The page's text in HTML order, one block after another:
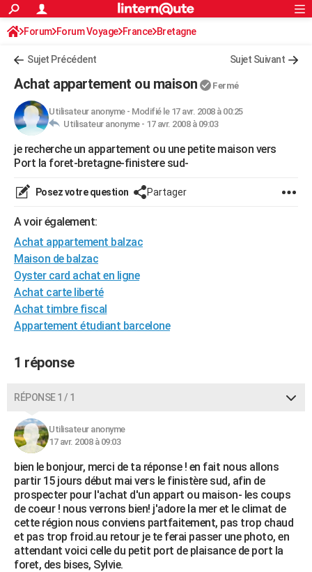
ACTUALITÉS
Politique
Société
Faits Divers
Education
Monde
Villes
+
FINANCE
Retraite
Impôts
Epargne
Immobilier
Risques naturels par ville
Banque
Assurance
Crédit
AUTO
Essais
Réserver un essai
Citadines
Berlines
SUV
Forum auto
+HIGH-TECH
Mobiles
Meilleur smartphone
Internet
Ordinateurs
Jeux vidéo
Guide high-tech
BRICOLAGE
WEEK-END
Guides de France
Escapades
Patrimoine
Expositions
Musées
Week-end nature
+LIFESTYLE
Art de vivre
Bien-être
Loisirs
ModeModes de vie
SANTE
Alimentation
Guide de la santé
Maladies
Médicaments
Sommeil
Destinations
City break
Voyage nature
Voyage de noces
Forum
Climat
+PHOTO
GUIDES D'ACHAT
Carte de Noël
Carte Bonne année
Carte Saint-Valentin
Carte Pâques
Carte d'anniversaire
DICTIONNAIRE
Dictionnaire
Biographies
Citations
Expressions
Proverbes
PROGRAMME TV
COPAINS D'AVANT
S'inscrire
Se connecter
Lycées
Collèges
Primaires
Universités
Entreprises
Service militaire
Avis de recherche
AVIS DE DÉCÈS
FORUM
S'inscrire
Connexion
Forum Forum Voyage France Bretagne
Sujet Précédent Sujet Suivant
Achat appartement ou maison Fermé
Utilisateur anonyme- Modifié le 17 avr. 2008 à 00:25
Utilisateur anonyme - 17 avr. 2008 à 09:03
je recherche un appartement ou une petite maison vers
Port la foret-bretagne-finistere sud-
Posez votre question Partager
A voir également:
Achat appartement balzac
Maison de balzac
Oyster card achat en ligne
Achat carte liberté
Achat timbre fiscal
Appartement étudiant barcelone
1 réponse
RÉPONSE 1 / 1
Utilisateur anonyme
17 avr. 2008 à 09:03
bien le bonjour, merci de ta réponse ! en fait nous allons
partir 15 jours début mai vers le finistère sud, afin de
prospecter pour l'achat d'un appart ou maison- les coups
de coeur ! nous verrons bien! j'adore la mer et le climat de
cette région nous conviens partfaitement, pas trop chaud
et pas trop froid.au retour je te ferai passer une photo, en
attendant voici celle du petit port de plaisance de port la
foret, des bises, Sylvie.